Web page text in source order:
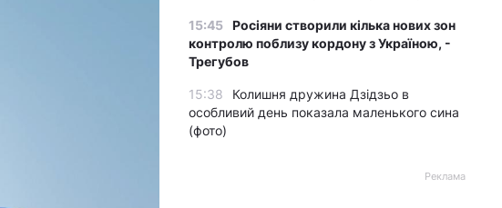
15:45 Росіяни створили кілька нових зон
контролю поблизу кордону з Україною, -
Трегубов
15:38
Колишня дружина Дзідзьо в
особливий день показала маленького сина
(фото)
Реклама